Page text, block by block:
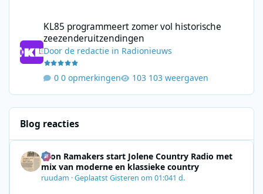
KL85 programmeert zomer vol historische
zeezenderuitzendingen
Doorde redactie in Radionieuws
0 opmerkingen 103 weergaven
Blog reacties
Leon Ramakers start Jolene Country Radio met
mix van moderne en klassieke country
ruudam ·GeplaatstGisteren om 01:041 d.